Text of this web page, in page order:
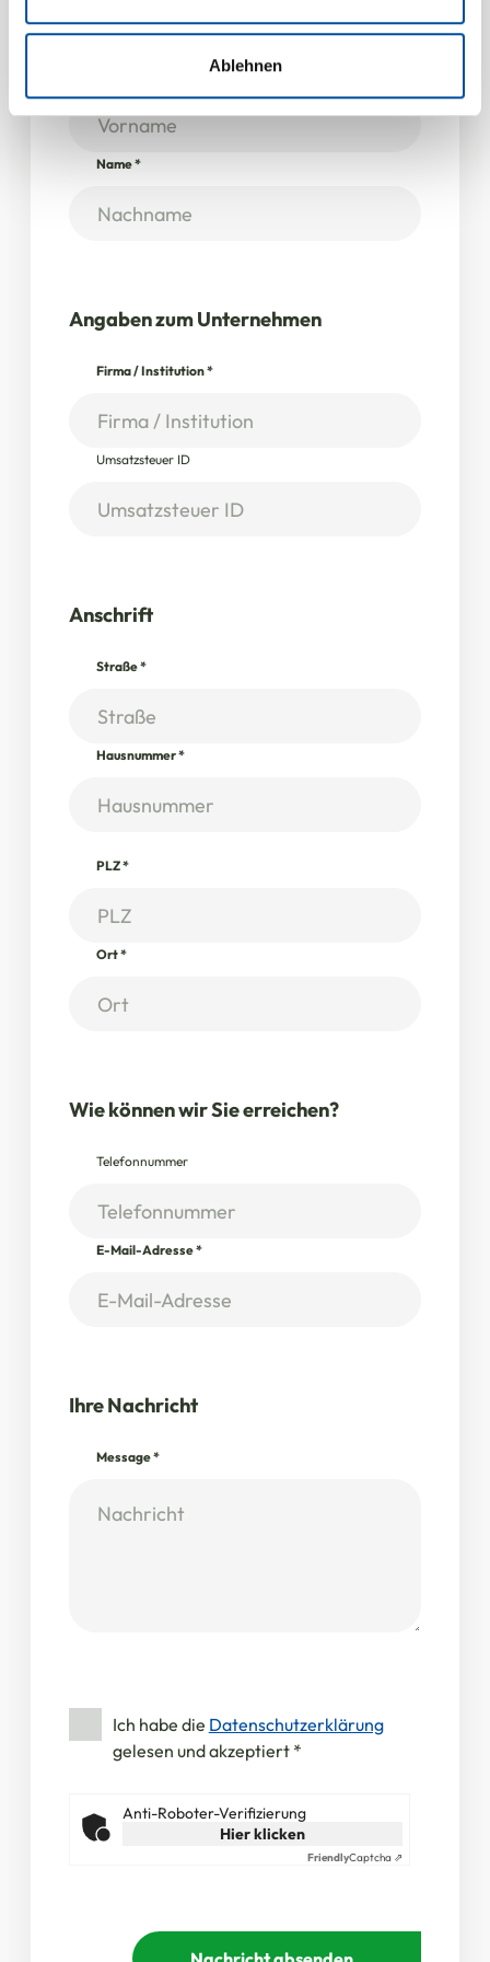
soziale Medien, Werbung und Analysen weiter. Unsere
Partner führen diese Informationen möglicherweise mit
weiteren Daten zusammen, die Sie ihnen bereitgestellt
haben oder die sie im Rahmen Ihrer Nutzung der Dienste
Ablehnen
Name*
Angaben zum Unternehmen
Firma / Institution*
Umsatzsteuer ID
Anschrift
Straße*
Hausnummer*
PLZ*
Ort*
Wie können wir Sie erreichen?
Telefonnummer
E-Mail-Adresse*
Ihre Nachricht
Message*
Ich habe die Datenschutzerklärung
gelesen und akzeptiert *
Anti-Roboter-Verifizierung
Hier klicken
FriendlyCaptcha ⇗